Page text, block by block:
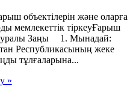
объектiлерiн және оларға
мемлекеттiк тiркеуҒарыш
Заңы 1. Мынадай:
Республикасының жеке
тұлғаларына...
»